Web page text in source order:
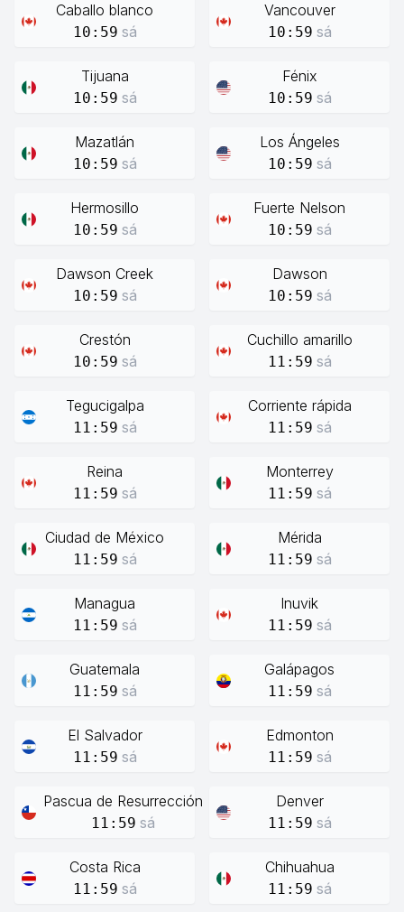
Caballo blanco
10:59 sá
Vancouver
10:59 sá
Tijuana
10:59 sá
Fénix
10:59 sá
Mazatlán
10:59 sá
Los Ángeles
10:59 sá
Hermosillo
10:59 sá
Fuerte Nelson
10:59 sá
Dawson Creek
10:59 sá
Dawson
10:59 sá
Crestón
10:59 sá
Cuchillo amarillo
11:59 sá
Tegucigalpa
11:59 sá
Corriente rápida
11:59 sá
Reina
11:59 sá
Monterrey
11:59 sá
Ciudad de México
11:59 sá
Mérida
11:59 sá
Managua
11:59 sá
Inuvik
11:59 sá
Guatemala
11:59 sá
Galápagos
11:59 sá
El Salvador
11:59 sá
Edmonton
11:59 sá
Pascua de Resurrección
11:59 sá
Denver
11:59 sá
Costa Rica
11:59 sá
Chihuahua
11:59 sá